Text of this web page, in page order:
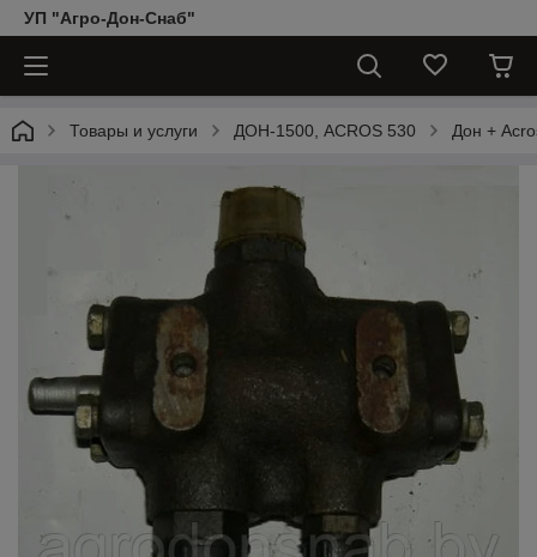
УП "Агро-Дон-Снаб"
Товары и услуги ДОН-1500, АCROS 530 Дон +